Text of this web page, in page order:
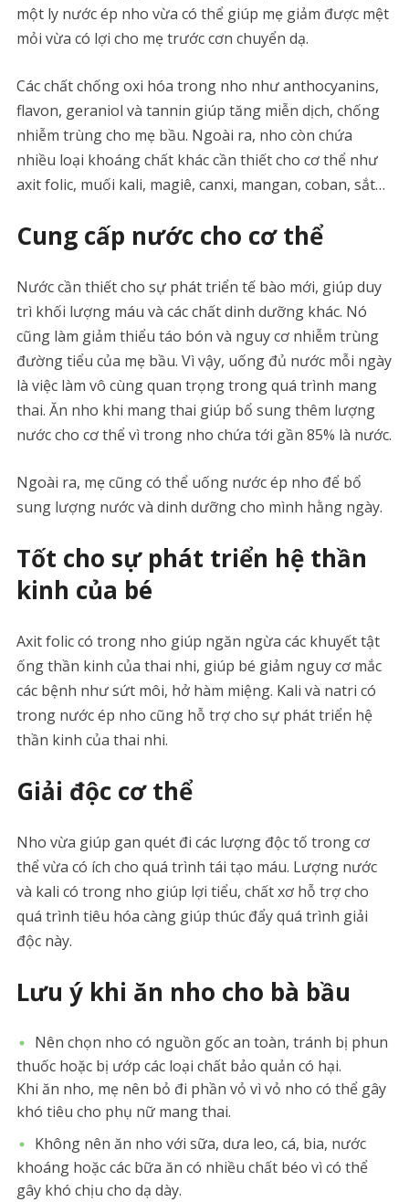
một ly nước ép nho vừa có thể giúp mẹ giảm được mệt
mỏi vừa có lợi cho mẹ trước cơn chuyển dạ.
Các chất chống oxi hóa trong nho như anthocyanins,
flavon, geraniol và tannin giúp tăng miễn dịch, chống
nhiễm trùng cho mẹ bầu. Ngoài ra, nho còn chứa
nhiều loại khoáng chất khác cần thiết cho cơ thể như
axit folic, muối kali, magiê, canxi, mangan, coban, sắt…
Cung cấp nước cho cơ thể
Nước cần thiết cho sự phát triển tế bào mới, giúp duy
trì khối lượng máu và các chất dinh dưỡng khác. Nó
cũng làm giảm thiểu táo bón và nguy cơ nhiễm trùng
đường tiểu của mẹ bầu. Vì vậy, uống đủ nước mỗi ngày
là việc làm vô cùng quan trọng trong quá trình mang
thai. Ăn nho khi mang thai giúp bổ sung thêm lượng
nước cho cơ thể vì trong nho chứa tới gần 85% là nước.
Ngoài ra, mẹ cũng có thể uống nước ép nho để bổ
sung lượng nước và dinh dưỡng cho mình hằng ngày.
Tốt cho sự phát triển hệ thần
kinh của bé
Axit folic có trong nho giúp ngăn ngừa các khuyết tật
ống thần kinh của thai nhi, giúp bé giảm nguy cơ mắc
các bệnh như sứt môi, hở hàm miệng. Kali và natri có
trong nước ép nho cũng hỗ trợ cho sự phát triển hệ
thần kinh của thai nhi.
Giải độc cơ thể
Nho vừa giúp gan quét đi các lượng độc tố trong cơ
thể vừa có ích cho quá trình tái tạo máu. Lượng nước
và kali có trong nho giúp lợi tiểu, chất xơ hỗ trợ cho
quá trình tiêu hóa càng giúp thúc đẩy quá trình giải
độc này.
Lưu ý khi ăn nho cho bà bầu
Nên chọn nho có nguồn gốc an toàn, tránh bị phun
thuốc hoặc bị ướp các loại chất bảo quản có hại.
Khi ăn nho, mẹ nên bỏ đi phần vỏ vì vỏ nho có thể gây
khó tiêu cho phụ nữ mang thai.
Không nên ăn nho với sữa, dưa leo, cá, bia, nước
khoáng hoặc các bữa ăn có nhiều chất béo vì có thể
gây khó chịu cho dạ dày.